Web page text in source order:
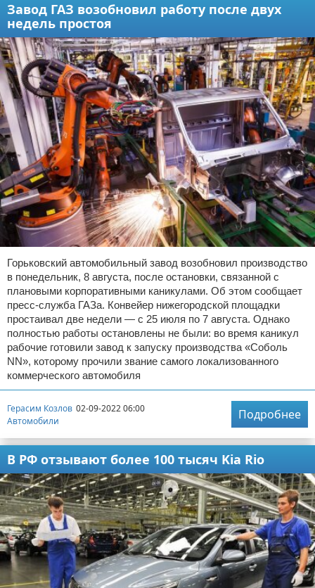
Завод ГАЗ возобновил работу после двух
недель простоя
Горьковский автомобильный завод возобновил производство
в понедельник, 8 августа, после остановки, связанной с
плановыми корпоративными каникулами. Об этом сообщает
пресс-служба ГАЗа. Конвейер нижегородской площадки
простаивал две недели — с 25 июля по 7 августа. Однако
полностью работы остановлены не были: во время каникул
рабочие готовили завод к запуску производства «Соболь
NN», которому прочили звание самого локализованного
коммерческого автомобиля
Герасим Козлов 02-09-2022 06:00
Автомобили
Подробнее
В РФ отзывают более 100 тысяч Kia Rio